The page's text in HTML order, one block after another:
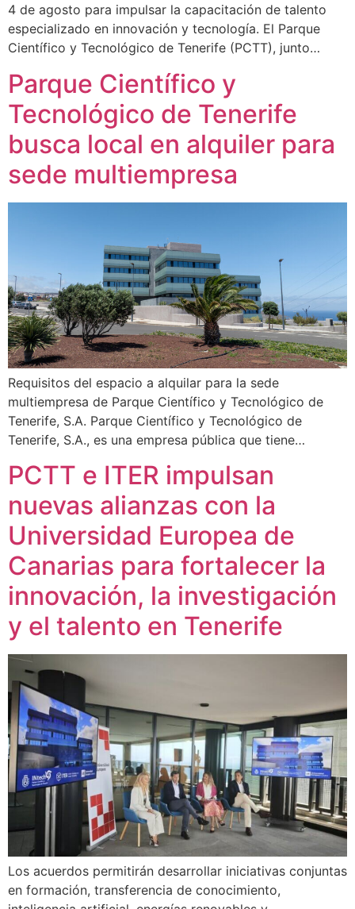
4 de agosto para impulsar la capacitación de talento
especializado en innovación y tecnología. El Parque
Científico y Tecnológico de Tenerife (PCTT), junto…
Parque Científico y
Tecnológico de Tenerife
busca local en alquiler para
sede multiempresa
Requisitos del espacio a alquilar para la sede
multiempresa de Parque Científico y Tecnológico de
Tenerife, S.A. Parque Científico y Tecnológico de
Tenerife, S.A., es una empresa pública que tiene…
PCTT e ITER impulsan
nuevas alianzas con la
Universidad Europea de
Canarias para fortalecer la
innovación, la investigación
y el talento en Tenerife
Los acuerdos permitirán desarrollar iniciativas conjuntas
en formación, transferencia de conocimiento,